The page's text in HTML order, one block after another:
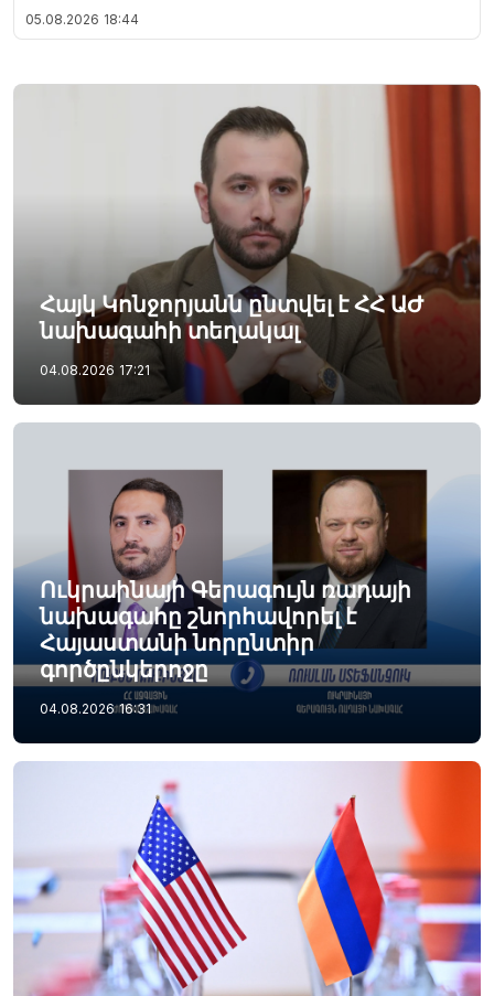
05.08.2026 18:44
Հայկ Կոնջորյանն ընտվել է ՀՀ ԱԺ
նախագահի տեղակալ
04.08.2026 17:21
Ուկրաինայի Գերագույն ռադայի
նախագահը շնորհավորել է
Հայաստանի նորընտիր
գործընկերոջը
04.08.2026 16:31